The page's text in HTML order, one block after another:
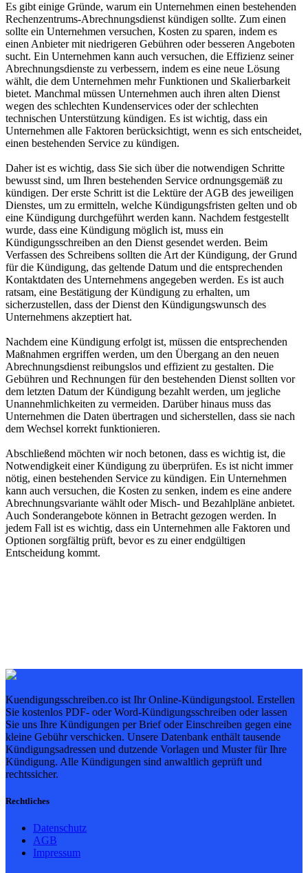
Es gibt einige Gründe, warum ein Unternehmen einen bestehenden
Rechenzentrums-Abrechnungsdienst kündigen sollte. Zum einen
sollte ein Unternehmen versuchen, Kosten zu sparen, indem es
einen Anbieter mit niedrigeren Gebühren oder besseren Angeboten
sucht. Ein Unternehmen kann auch versuchen, die Effizienz seiner
Abrechnungsdienste zu verbessern, indem es eine neue Lösung
wählt, die dem Unternehmen mehr Funktionen und Skalierbarkeit
bietet. Manchmal müssen Unternehmen auch ihren alten Dienst
wegen des schlechten Kundenservices oder der schlechten
technischen Unterstützung kündigen. Es ist wichtig, dass ein
Unternehmen alle Faktoren berücksichtigt, wenn es sich entscheidet,
einen bestehenden Service zu kündigen.
Daher ist es wichtig, dass Sie sich über die notwendigen Schritte
bewusst sind, um Ihren bestehenden Service ordnungsgemäß zu
kündigen. Der erste Schritt ist die Lektüre der AGB des jeweiligen
Dienstes, um zu ermitteln, welche Kündigungsfristen gelten und ob
eine Kündigung durchgeführt werden kann. Nachdem festgestellt
wurde, dass eine Kündigung möglich ist, muss ein
Kündigungsschreiben an den Dienst gesendet werden. Beim
Verfassen des Schreibens sollten die Art der Kündigung, der Grund
für die Kündigung, das geltende Datum und die entsprechenden
Kontaktdaten des Unternehmens angegeben werden. Es ist auch
ratsam, eine Bestätigung der Kündigung zu erhalten, um
sicherzustellen, dass der Dienst den Kündigungswunsch des
Unternehmens akzeptiert hat.
Nachdem eine Kündigung erfolgt ist, müssen die entsprechenden
Maßnahmen ergriffen werden, um den Übergang an den neuen
Abrechnungsdienst reibungslos und effizient zu gestalten. Die
Gebühren und Rechnungen für den bestehenden Dienst sollten vor
dem letzten Datum der Kündigung bezahlt werden, um jegliche
Unannehmlichkeiten zu vermeiden. Darüber hinaus muss das
Unternehmen die Daten übertragen und sicherstellen, dass sie nach
dem Wechsel korrekt funktionieren.
Abschließend möchten wir noch betonen, dass es wichtig ist, die
Notwendigkeit einer Kündigung zu überprüfen. Es ist nicht immer
nötig, einen bestehenden Service zu kündigen. Ein Unternehmen
kann auch versuchen, die Kosten zu senken, indem es eine andere
Abrechnungsvariante wählt oder Misch- und Bezahlpläne anbietet.
Auch Sonderangebote können in Betracht gezogen werden. In
jedem Fall ist es wichtig, dass ein Unternehmen alle Faktoren und
Optionen sorgfältig prüft, bevor es zu einer endgültigen
Entscheidung kommt.
Kuendigungsschreiben.co ist Ihr Online-Kündigungstool. Erstellen
Sie kostenlos PDF- oder Word-Kündigungsschreiben oder lassen
Sie uns Ihre Kündigungen per Brief oder Einschreiben gegen eine
kleine Gebühr verschicken. Unsere Datenbank enthält tausende
Kündigungsadressen und dutzende Vorlagen und Muster für Ihre
Kündigung. Alle Kündigungen sind anwaltlich geprüft und
rechtssicher.
Rechtliches
Datenschutz
AGB
Impressum